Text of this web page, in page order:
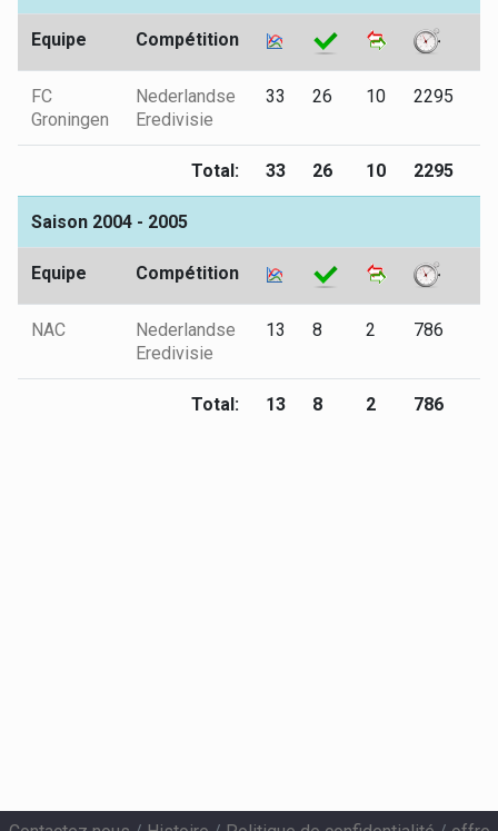
Equipe Compétition
FC
Groningen
Nederlandse
Eredivisie
33 26 10 2295
Total: 33 26 10 2295
Saison 2004 - 2005
Equipe Compétition
NAC
Nederlandse
Eredivisie
13 8 2 786
Total: 13 8 2 786